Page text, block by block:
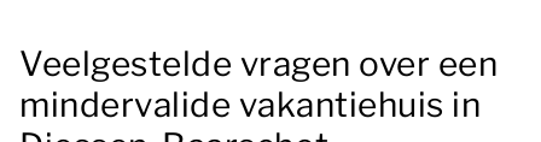
Veelgestelde vragen over een
mindervalide vakantiehuis in